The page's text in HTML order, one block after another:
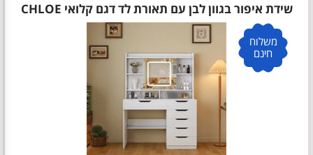
שידת איפור בגוון לבן עם תאורת לד דגם קלואי CHLOE
משלוח
חינם